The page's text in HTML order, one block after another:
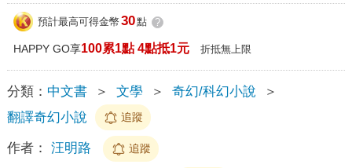
預計最高可得金幣 30點 ?
HAPPY GO享100累1點 4點抵1元 折抵無上限
分類： 中文書 ＞ 文學 ＞ 奇幻/科幻小說
＞
翻譯奇幻小說
追蹤
作者： 汪明路 追蹤